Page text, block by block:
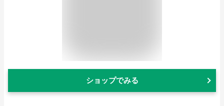
ショップでみる